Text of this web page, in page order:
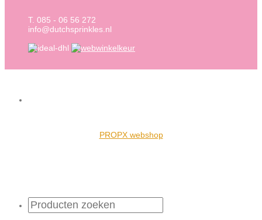
T. 085 - 06 56 272
info@dutchsprinkles.nl
PROPX webshop